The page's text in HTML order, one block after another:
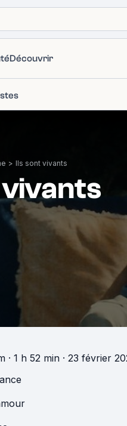
Découvrir
> Ils sont vivants
· 1 h 52 min · 23 février